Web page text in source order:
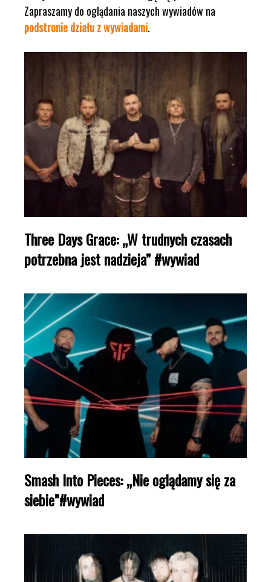
Zapraszamy do oglądania naszych wywiadów na
podstronie działu z wywiadami.
Three Days Grace: „W trudnych czasach
potrzebna jest nadzieja” #wywiad
Smash Into Pieces: „Nie oglądamy się za
siebie”#wywiad